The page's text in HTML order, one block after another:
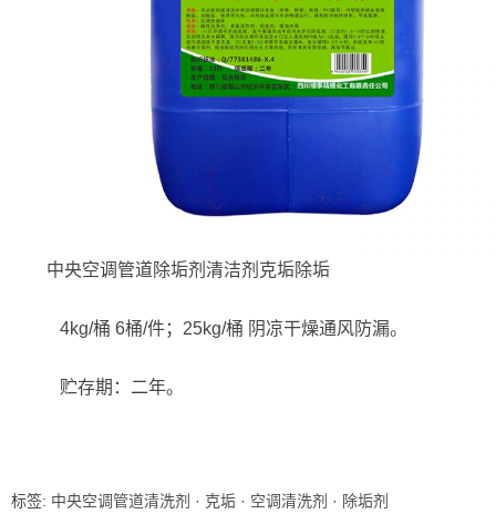
中央空调管道除垢剂清洁剂克垢除垢
4kg/桶 6桶/件；25kg/桶 阴凉干燥通风防漏。
贮存期：二年。
标签: 中央空调管道清洗剂 · 克垢 · 空调清洗剂 · 除垢剂